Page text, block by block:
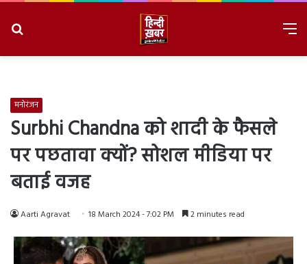
मनोरंजन
Surbhi Chandna को शादी के फैसले
पर पछतावा क्यों? सोशल मीडिया पर
बताई वजह
Aarti Agravat 18 March 2024 - 7:02 PM 2 minutes read